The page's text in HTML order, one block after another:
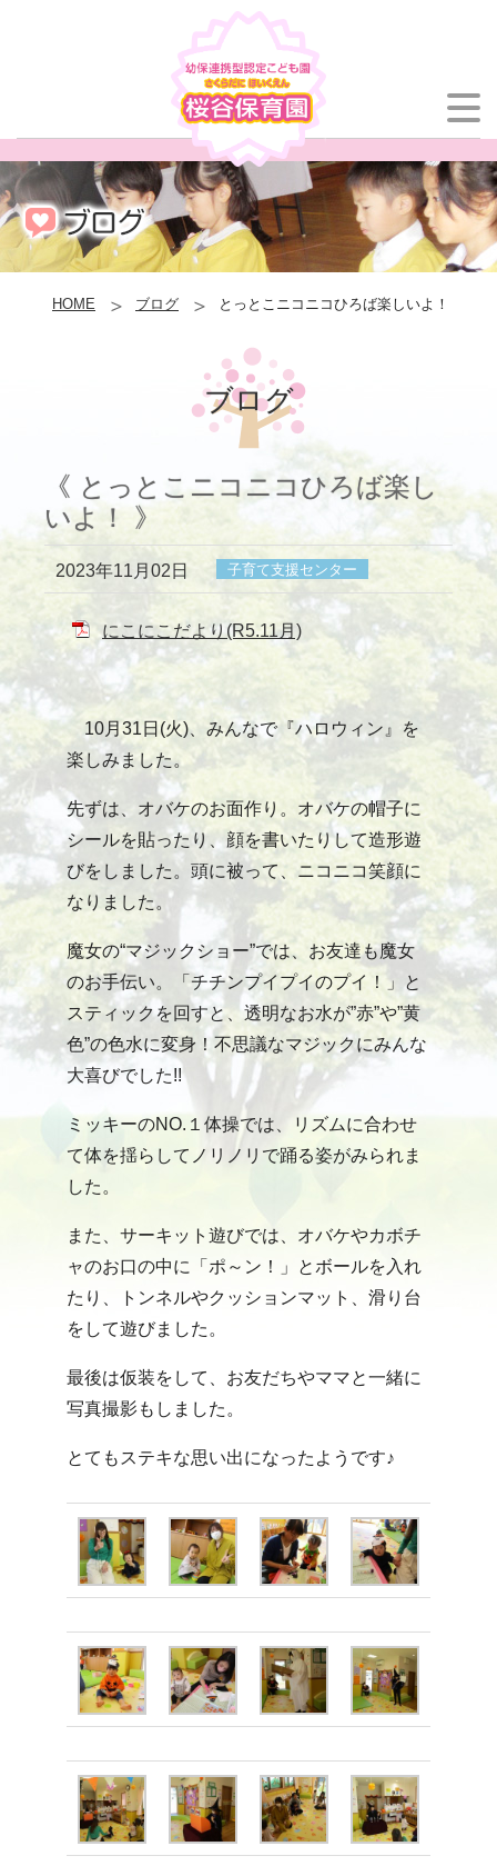
HOME ブログ とっとこニコニコひろば楽しいよ！
ブログ
《 とっとこニコニコひろば楽し
いよ！ 》
2023年11月02日 子育て支援センター
にこにこだより(R5.11月)
10月31日(火)、みんなで『ハロウィン』を
楽しみました。
先ずは、オバケのお面作り。オバケの帽子に
シールを貼ったり、顔を書いたりして造形遊
びをしました。頭に被って、ニコニコ笑顔に
なりました。
魔女の“マジックショー”では、お友達も魔女
のお手伝い。「チチンプイプイのプイ！」と
スティックを回すと、透明なお水が”赤”や”黄
色”の色水に変身！不思議なマジックにみんな
大喜びでした!!
ミッキーのNO.１体操では、リズムに合わせ
て体を揺らしてノリノリで踊る姿がみられま
した。
また、サーキット遊びでは、オバケやカボチ
ャのお口の中に「ポ～ン！」とボールを入れ
たり、トンネルやクッションマット、滑り台
をして遊びました。
最後は仮装をして、お友だちやママと一緒に
写真撮影もしました。
とてもステキな思い出になったようです♪